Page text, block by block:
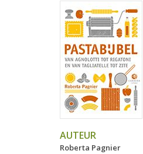
AUTEUR
Roberta Pagnier